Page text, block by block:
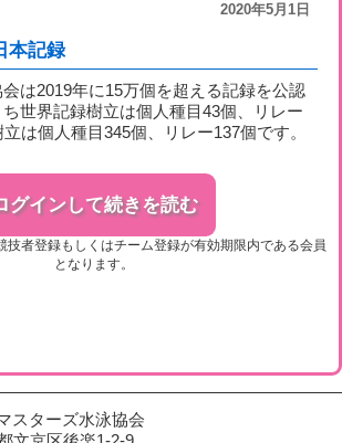
2020年5月1日
本記録
は2019年に15万個を超える記録を公認
世界記録樹立は個人種目43個、リレー
は個人種目345個、リレー137個です。
グインして続きを読む
技者登録もしくはチーム登録が有効期限内である会員
となります。
スターズ水泳協会